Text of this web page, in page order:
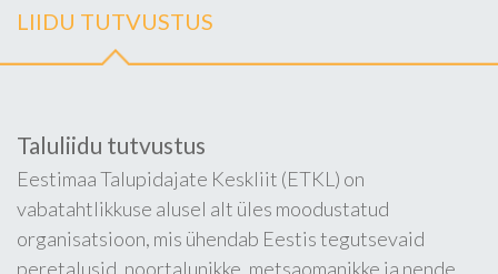
LIIDU TUTVUSTUS
Taluliidu tutvustus
Eestimaa Talupidajate Keskliit (ETKL) on
vabatahtlikkuse alusel alt üles moodustatud
organisatsioon, mis ühendab Eestis tegutsevaid
peretalusid, noortalunikke, metsaomanikke ja nende